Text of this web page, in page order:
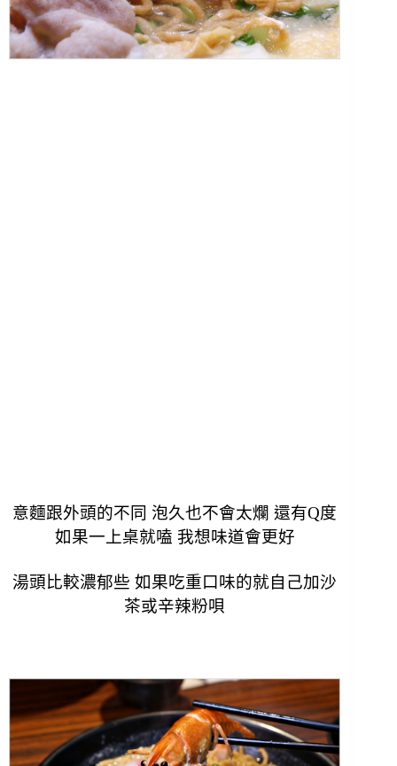
意麵跟外頭的不同 泡久也不會太爛 還有Q度
如果一上桌就嗑 我想味道會更好
湯頭比較濃郁些 如果吃重口味的就自己加沙
茶或辛辣粉唄